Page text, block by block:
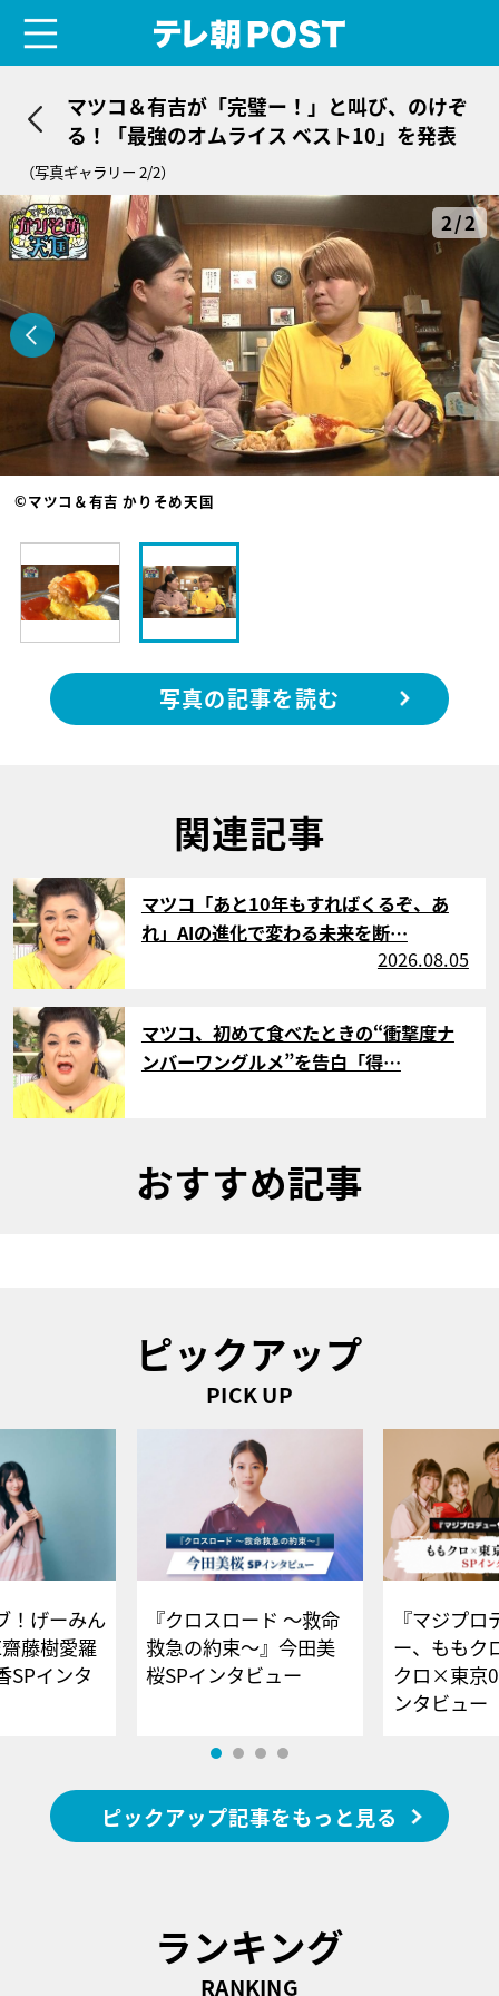
マツコ＆有吉が「完璧ー！」と叫び、のけぞ
る！「最強のオムライス ベスト10」を発表
（写真ギャラリー 2/2）
2/2
©マツコ＆有吉 かりそめ天国
写真の記事を読む
関連記事
サムネイル
マツコ「あと10年もすればくるぞ、あ
れ」AIの進化で変わる未来を断…
2026.08.05
サムネイル
マツコ、初めて食べたときの“衝撃度ナ
ンバーワングルメ”を告白「得…
おすすめ記事
ピックアップ
PICK UP
！げーみん
藤樹愛羅
SPインタ
『クロスロード ～救命
救急の約束～』今田美
桜SPインタビュー
『マジプロ
ー、ももク
クロ×東京
ンタビュー
ピックアップ記事をもっと見る
ランキング
RANKING